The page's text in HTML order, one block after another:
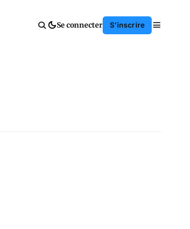
Se connecter S'inscrire